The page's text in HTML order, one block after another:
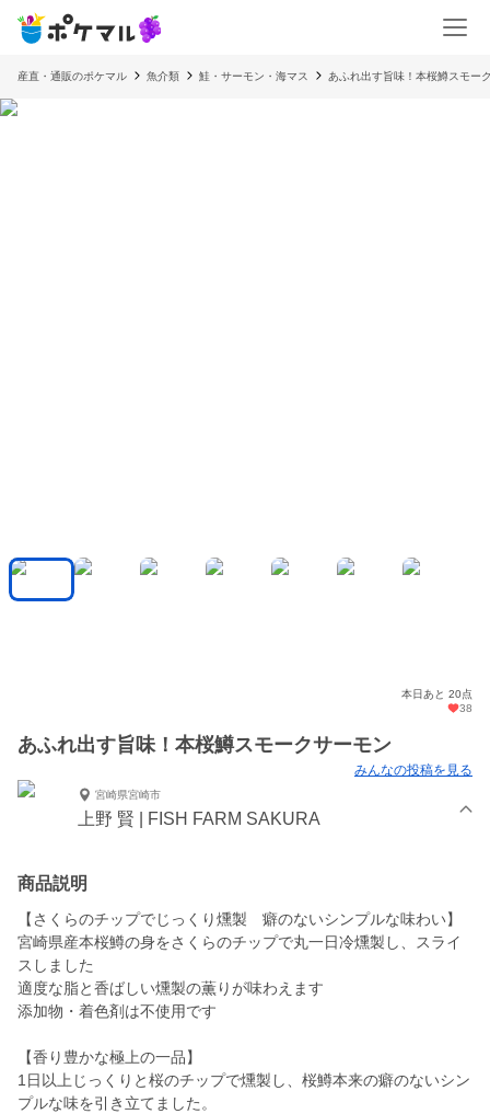
産直・通販のポケマル 魚介類 鮭・サーモン・海マス あふれ出す旨味！本桜鱒スモー
本日あと 20点
38
あふれ出す旨味！本桜鱒スモークサーモン
みんなの投稿を見る
宮崎県宮崎市
上野 賢 | FISH FARM SAKURA
商品説明
【さくらのチップでじっくり燻製 癖のないシンプルな味わい】
宮崎県産本桜鱒の身をさくらのチップで丸一日冷燻製し、スライ
スしました
適度な脂と香ばしい燻製の薫りが味わえます
添加物・着色剤は不使用です
【香り豊かな極上の一品】
1日以上じっくりと桜のチップで燻製し、桜鱒本来の癖のないシン
プルな味を引き立てました。